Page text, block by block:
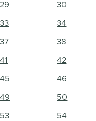
29 30
33 34
37 38
41 42
45 46
49 50
53 54